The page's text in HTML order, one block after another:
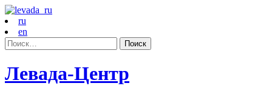
ru
en
Найти:
Левада-Центр